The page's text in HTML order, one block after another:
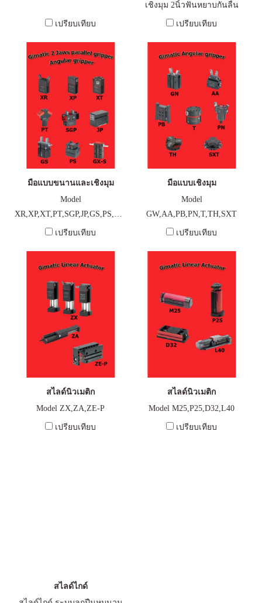
เปรียบเทียบ
เชิงมุม 2นิ้วฟันหยาบกันลื่น
สำหรับจับ รันเนอร์เกจ
เปรียบเทียบ
มือแบบขนานและเชิงมุม
Model
XR,XP,XT,PT,SGP,JP,GS,PS,GX-
S
เปรียบเทียบ
มือแบบเชิงมุม
Model
GW,AA,PB,PN,T,TH,SXT
เปรียบเทียบ
สไลด์นิวเมติก
Model ZX,ZA,ZE-P
เปรียบเทียบ
สไลด์นิวเมติก
Model M25,P25,D32,L40
เปรียบเทียบ
สไลด์ไกด์